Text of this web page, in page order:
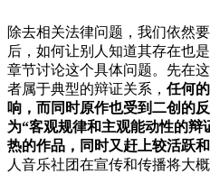
除去相关法律问题，我们依然
后，如何让别人知道其存在也
章节讨论这个具体问题。先在
者属于典型的辩证关系， 任何
响，而同时原作也受到二创的反
为“客观规律和主观能动性的辩
热的作品，同时又赶上较活跃
人音乐社团在宣传和传播将大